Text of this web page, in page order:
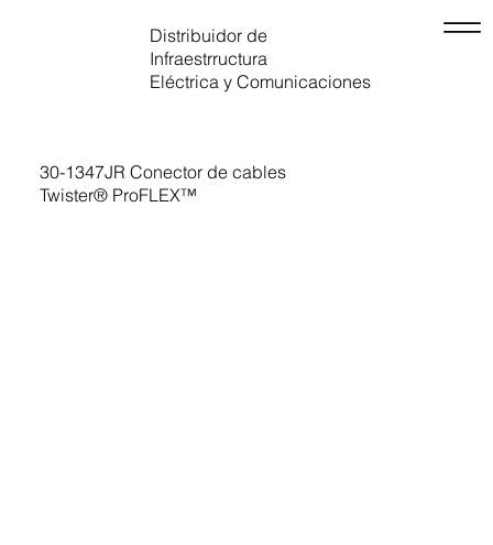
Distribuidor de
Infraestrructura
Eléctrica y Comunicaciones
30-1347JR Conector de cables
Twister® ProFLEX™